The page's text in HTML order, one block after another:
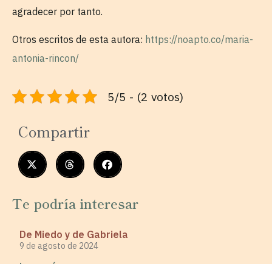
agradecer por tanto.
Otros escritos de esta autora: https://noapto.co/maria-
antonia-rincon/
5/5 - (2 votos)
Compartir
Te podría interesar
De Miedo y de Gabriela
9 de agosto de 2024